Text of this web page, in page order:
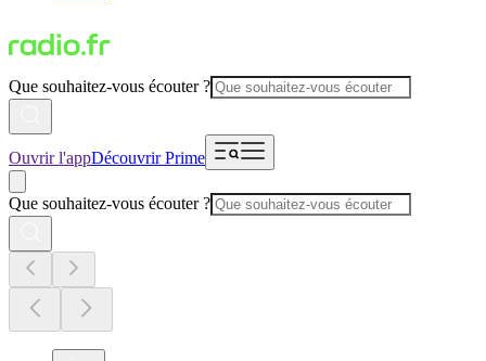
Que souhaitez-vous écouter ?
Ouvrir l'appDécouvrir Prime
Que souhaitez-vous écouter ?